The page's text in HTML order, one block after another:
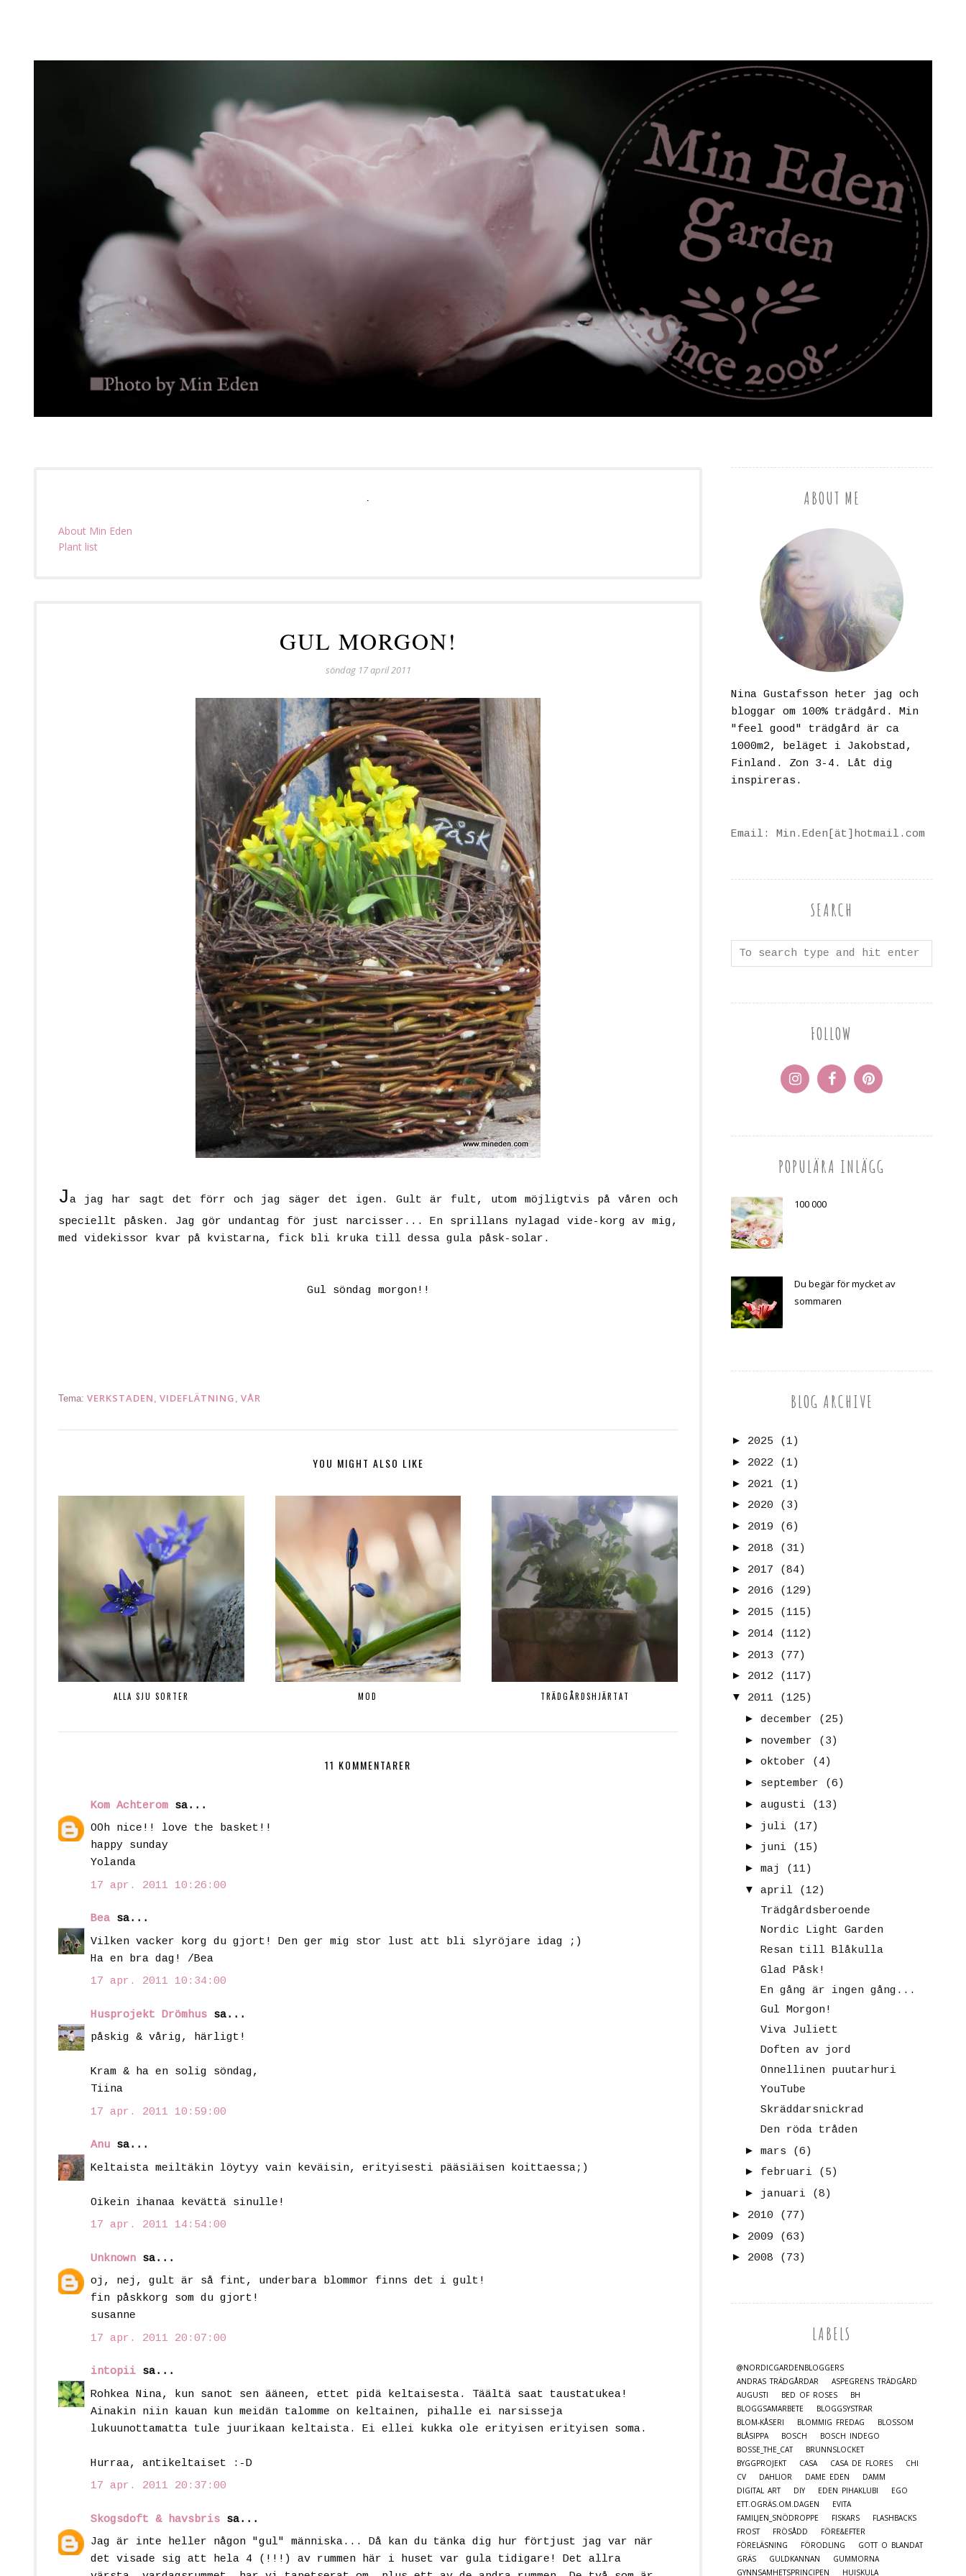
About Min Eden
Plant list
GUL MORGON!
söndag 17 april 2011
Ja jag har sagt det förr och jag säger det igen. Gult är fult, utom möjligtvis på våren och
speciellt påsken. Jag gör undantag för just narcisser... En sprillans nylagad vide-korg av mig,
med videkissor kvar på kvistarna, fick bli kruka till dessa gula påsk-solar.
Gul söndag morgon!!
Tema: VERKSTADEN , VIDEFLÄTNING , VÅR
YOU MIGHT ALSO LIKE
ALLA SJU SORTER MOD TRÄDGÅRDSHJÄRTAT
11 KOMMENTARER
Kom Achterom sa...
OOh nice!! love the basket!!
happy sunday
Yolanda
17 apr. 2011 10:26:00
Bea sa...
Vilken vacker korg du gjort! Den ger mig stor lust att bli slyröjare idag ;)
Ha en bra dag! /Bea
17 apr. 2011 10:34:00
Husprojekt Drömhus sa...
påskig & vårig, härligt!
Kram & ha en solig söndag,
Tiina
17 apr. 2011 10:59:00
Anu sa...
Keltaista meiltäkin löytyy vain keväisin, erityisesti pääsiäisen koittaessa;)
Oikein ihanaa kevättä sinulle!
17 apr. 2011 14:54:00
Unknown sa...
oj, nej, gult är så fint, underbara blommor finns det i gult!
fin påskkorg som du gjort!
susanne
17 apr. 2011 20:07:00
intopii sa...
Rohkea Nina, kun sanot sen ääneen, ettet pidä keltaisesta. Täältä saat taustatukea!
Ainakin niin kauan kun meidän talomme on keltainen, pihalle ei narsisseja
lukuunottamatta tule juurikaan keltaista. Ei ellei kukka ole erityisen erityisen soma.
Hurraa, antikeltaiset :-D
17 apr. 2011 20:37:00
Skogsdoft & havsbris sa...
Jag är inte heller någon "gul" människa... Då kan du tänka dig hur förtjust jag var när
det visade sig att hela 4 (!!!) av rummen här i huset var gula tidigare! Det allra
ABOUT ME
Nina Gustafsson heter jag och
bloggar om 100% trädgård. Min
"feel good" trädgård är ca
1000m2, beläget i Jakobstad,
Finland. Zon 3-4. Låt dig
inspireras.
Email: Min.Eden[ät]hotmail.com
SEARCH
FOLLOW
POPULÄRA INLÄGG
100 000
Du begär för mycket av
sommaren
BLOG ARCHIVE
► 2025
(1)
► 2022
(1)
► 2021
(1)
► 2020
(3)
► 2019
(6)
► 2018
(31)
► 2017
(84)
► 2016
(129)
► 2015
(115)
► 2014
(112)
► 2013
(77)
► 2012
(117)
▼
2011
(125)
► december
(25)
► november
(3)
► oktober
(4)
► september
(6)
► augusti
(13)
► juli
(17)
► juni
(15)
► maj
(11)
▼
april
(12)
Trädgårdsberoende
Nordic Light Garden
Resan till Blåkulla
Glad Påsk!
En gång är ingen gång...
Gul Morgon!
Viva Juliett
Doften av jord
Onnellinen puutarhuri
YouTube
Skräddarsnickrad
Den röda tråden
► mars
(6)
► februari
(5)
► januari
(8)
► 2010
(77)
► 2009
(63)
► 2008 (73)
LABELS
@NORDICGARDENBLOGGERS
ANDRAS TRÄDGÅRDAR
ASPEGRENS TRÄDGÅRD
AUGUSTI
BED OF ROSES
BH
BLOGGSAMARBETE
BLOGGSYSTRAR
BLOM-KÅSERI
BLOMMIG FREDAG
BLOSSOM
BLÅSIPPA
BOSCH
BOSCH INDEGO
BOSSE_THE_CAT
BRUNNSLOCKET
BYGGPROJEKT
CASA CASA DE FLORES
CHI
CV
DAHLIOR DAME EDEN
DAMM
DIGITAL ART
DIY EDEN PIHAKLUBI
EGO
ETT.OGRÄS.OM.DAGEN
EVITA
FAMILJEN_SNÖDROPPE
FISKARS
FLASHBACKS
FROST
FRÖSÅDD
FÖRE&EFTER
FÖRELÄSNING
FÖRODLING
GOTT O BLANDAT
GRÄS
GULDKANNAN
GUMMORNA
GYNNSAMHETSPRINCIPEN
HUISKULA